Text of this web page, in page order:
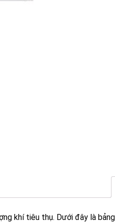
khí tiêu thụ. Dưới đây là